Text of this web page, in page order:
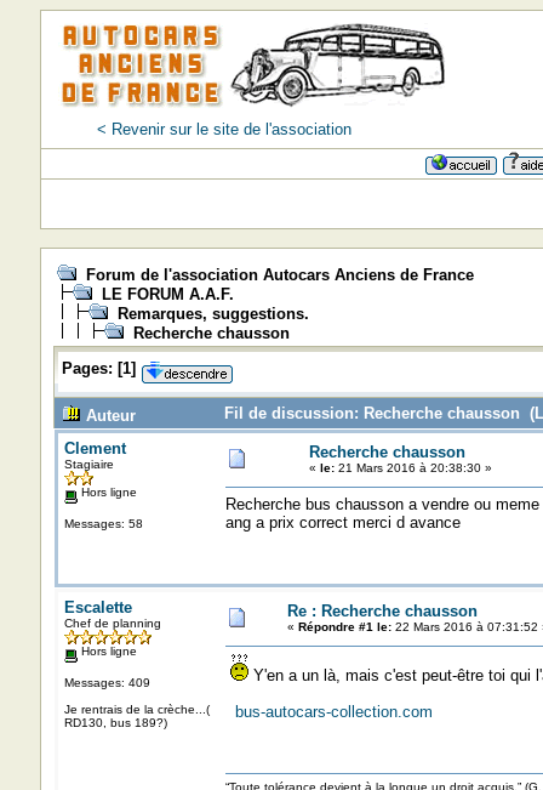
< Revenir sur le site de l'association
Forum de l'association Autocars Anciens de France
LE FORUM A.A.F.
Remarques, suggestions.
Recherche chausson
Pages: [1]
Auteur
Fil de discussion: Recherche chausson
Clement
Stagiaire
Hors ligne
Messages: 58
Recherche chausson
« le:21 Mars 2016 à 20:38:30 »
Recherche bus chausson a vendre ou
ang a prix correct merci d avance
Escalette
Chef de planning
Hors ligne
Messages: 409
Je rentrais de la crèche...(
RD130, bus 189?)
Re : Recherche chausson
« Répondre #1 le:22 Mars 2016 à 07:31:52
Y'en a un là, mais c'est peut-être toi qui
bus-autocars-collection.com
“Toute tolérance devient à la longue un droit acquis.”